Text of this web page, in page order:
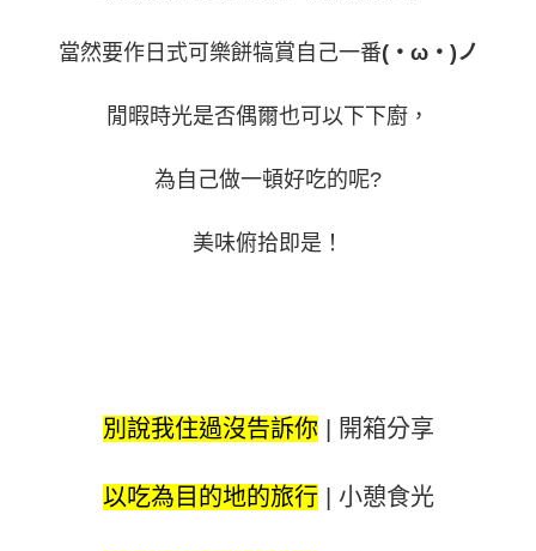
當然要作日式可樂餅犒賞自己一番(・ω・)ノ
閒暇時光是否偶爾也可以下下廚，
為自己做一頓好吃的呢?
美味俯拾即是！
別說我住過沒告訴你 開箱分享
以吃為目的地的旅行 小憩食光